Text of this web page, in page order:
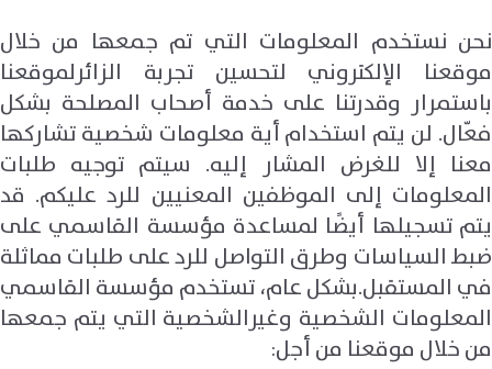
نحن نستخدم المعلومات التي تم جمعها من خلال
موقعنا الإلكتروني لتحسين تجربة الزائرلموقعنا
باستمرار وقدرتنا على خدمة أصحاب المصلحة بشكل
فعّال. لن يتم استخدام أية معلومات شخصية تشاركها
معنا إلا للغرض المشار إليه. سيتم توجيه طلبات
المعلومات إلى الموظفين المعنيين للرد عليكم. قد
يتم تسجيلها أيضًا لمساعدة مؤسسة القاسمي على
ضبط السياسات وطرق التواصل للرد على طلبات مماثلة
في المستقبل.بشكل عام، تستخدم مؤسسة القاسمي
المعلومات الشخصية وغيرالشخصية التي يتم جمعها
من خلال موقعنا من أجل: